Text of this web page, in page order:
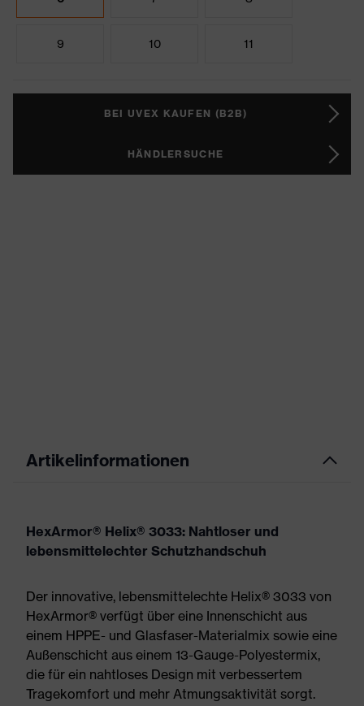
9 10 11
BEI UVEX KAUFEN (B2B)
HÄNDLERSUCHE
Artikelinformationen
HexArmor® Helix® 3033: Nahtloser und
lebensmittelechter Schutzhandschuh
Der innovative, lebensmittelechte Helix® 3033 von
HexArmor® verfügt über eine Innenschicht aus
einem HPPE- und Glasfaser-Materialmix sowie eine
Außenschicht aus einem 13-Gauge-Polyestermix,
die für ein nahtloses Design mit verbessertem
Tragekomfort und mehr Atmungsaktivität sorgt.